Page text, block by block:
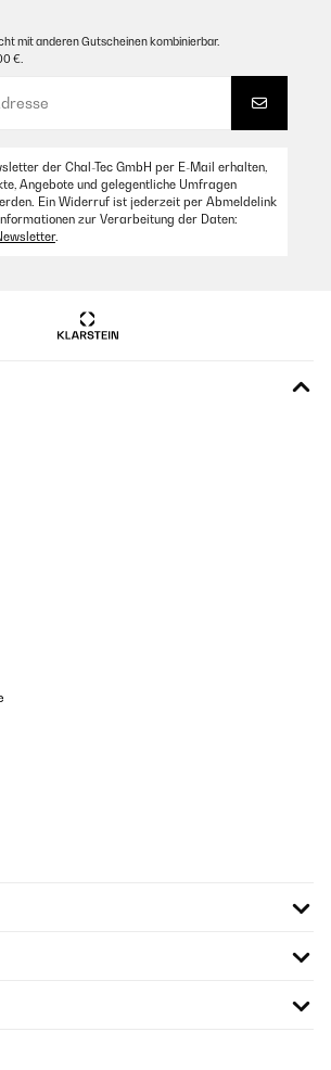
mit anderen Gutscheinen kombinierbar.
€.
der Chal-Tec GmbH per E-Mail erhalten,
Angebote und gelegentliche Umfragen
Ein Widerruf ist jederzeit per Abmeldelink
zur Verarbeitung der Daten:
.